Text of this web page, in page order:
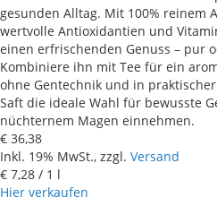
gesunden Alltag. Mit 100% reinem
wertvolle Antioxidantien und
einen erfrischenden Genuss – pur
Kombiniere ihn mit Tee für ein
ohne Gentechnik und in
Saft die ideale Wahl für bewusste
nüchternem Magen einnehmen.
€ 36,38
Inkl. 19% MwSt., zzgl. Versand
€ 7,28 / 1 l
Hier verkaufen